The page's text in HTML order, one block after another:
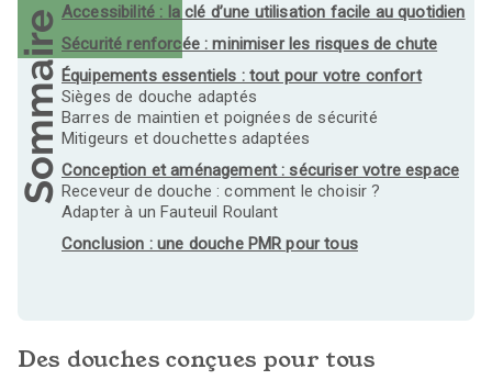
SommaireAccessibilité : la clé d’une utilisation facile au quotidien
Sécurité renforcée : minimiser les risques de chute
Équipements essentiels : tout pour votre confort
Sièges de douche adaptés
Barres de maintien et poignées de sécurité
Mitigeurs et douchettes adaptées
Conception et aménagement : sécuriser votre espace
Receveur de douche : comment le choisir ?
Adapter à un Fauteuil Roulant
Conclusion : une douche PMR pour tous
Des douches conçues pour tous